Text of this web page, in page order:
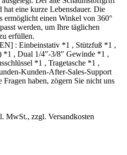
eine kurze Lebensdauer. Die
ermöglicht einen Winkel von 360°
werden, um Ihre täglichen
erfüllen.
: Einbeinstativ *1 , Stützfuß *1 ,
*1 , Dual 1/4"-3/8" Gewinde *1 ,
*1 , Tragetasche *1 ,
Kunden-After-Sales-Support
haben, zögern Sie nicht uns
MwSt., zzgl. Versandkosten